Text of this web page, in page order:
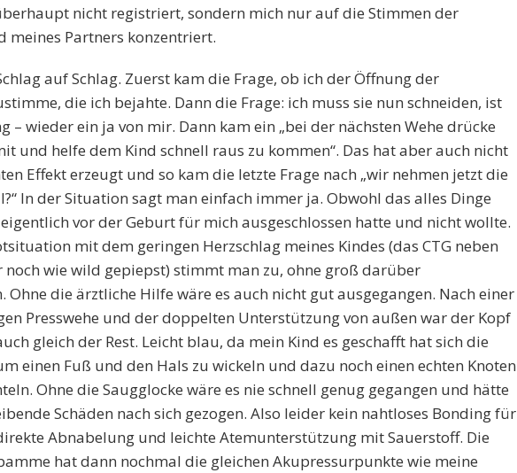
nicht registriert, sondern mich nur auf die Stimmen der
meines Partners konzentriert.
auf Schlag. Zuerst kam die Frage, ob ich der Öffnung der
die ich bejahte. Dann die Frage: ich muss sie nun schneiden, ist
– wieder ein ja von mir. Dann kam ein „bei der nächsten Wehe drücke
und helfe dem Kind schnell raus zu kommen“. Das hat aber auch nicht
Effekt erzeugt und so kam die letzte Frage nach „wir nehmen jetzt die
In der Situation sagt man einfach immer ja. Obwohl das alles Dinge
vor der Geburt für mich ausgeschlossen hatte und nicht wollte.
mit dem geringen Herzschlag meines Kindes (das CTG neben
wie wild gepiepst) stimmt man zu, ohne groß darüber
Ohne die ärztliche Hilfe wäre es auch nicht gut ausgegangen. Nach einer
Presswehe und der doppelten Unterstützung von außen war der Kopf
gleich der Rest. Leicht blau, da mein Kind es geschafft hat sich die
einen Fuß und den Hals zu wickeln und dazu noch einen echten Knoten
Ohne die Saugglocke wäre es nie schnell genug gegangen und hätte
Schäden nach sich gezogen. Also leider kein nahtloses Bonding für
Abnabelung und leichte Atemunterstützung mit Sauerstoff. Die
hat dann nochmal die gleichen Akupressurpunkte wie meine